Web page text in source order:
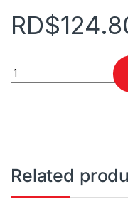
RD$
ACIFOL 5 MG
Related